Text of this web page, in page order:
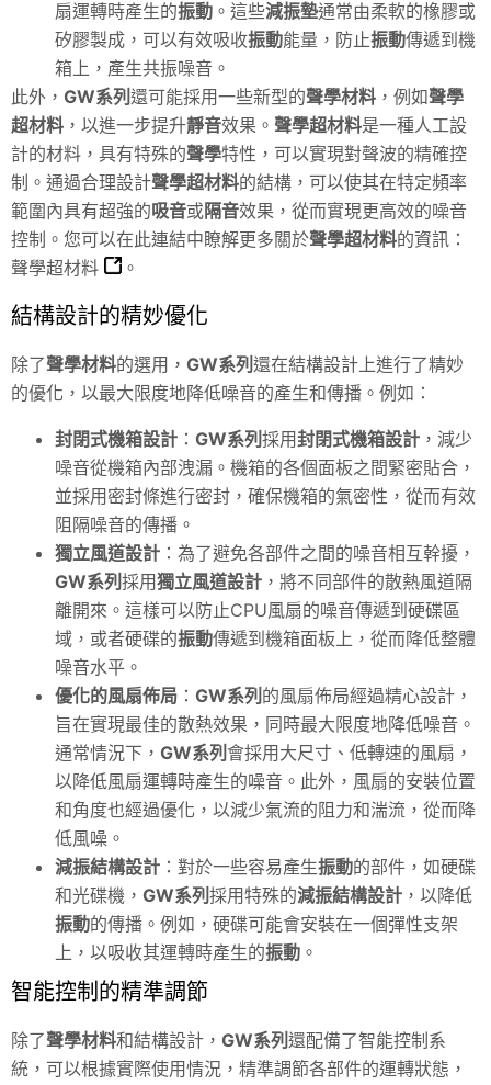
扇運轉時產生的振動 。這些減振墊通常由柔軟的橡膠或
矽膠製成，可以有效吸收振動能量，防止振動傳遞到機
箱上，產生共振噪音。
此外， GW系列 還可能採用一些新型的聲學材料 ，例如聲學
超材料 ，以進一步提升靜音效果。 聲學超材料是一種人工設
計的材料，具有特殊的聲學特性，可以實現對聲波的精確控
制。通過合理設計聲學超材料的結構，可以使其在特定頻率
範圍內具有超強的吸音或隔音效果，從而實現更高效的噪音
控制。您可以在此連結中瞭解更多關於聲學超材料的資訊：
聲學超材料
。
結構設計的精妙優化
除了聲學材料的選用， GW系列 還在結構設計上進行了精妙
的優化，以最大限度地降低噪音的產生和傳播。例如：
封閉式機箱設計 ： GW系列 採用封閉式機箱設計 ，減少
噪音從機箱內部洩漏。機箱的各個面板之間緊密貼合，
並採用密封條進行密封，確保機箱的氣密性，從而有效
阻隔噪音的傳播。
獨立風道設計 ：為了避免各部件之間的噪音相互幹擾，
GW系列 採用獨立風道設計 ，將不同部件的散熱風道隔
離開來。這樣可以防止CPU風扇的噪音傳遞到硬碟區
域，或者硬碟的振動傳遞到機箱面板上，從而降低整體
噪音水平。
優化的風扇佈局 ： GW系列 的風扇佈局經過精心設計，
旨在實現最佳的散熱效果，同時最大限度地降低噪音。
通常情況下， GW系列 會採用大尺寸、低轉速的風扇，
以降低風扇運轉時產生的噪音。此外，風扇的安裝位置
和角度也經過優化，以減少氣流的阻力和湍流，從而降
低風噪。
減振結構設計 ：對於一些容易產生振動的部件，如硬碟
和光碟機， GW系列 採用特殊的減振結構設計 ，以降低
振動的傳播。例如，硬碟可能會安裝在一個彈性支架
上，以吸收其運轉時產生的振動 。
智能控制的精準調節
除了聲學材料和結構設計， GW系列 還配備了智能控制系
統，可以根據實際使用情況，精準調節各部件的運轉狀態，